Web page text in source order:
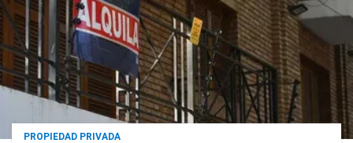
PROPIEDAD PRIVADA